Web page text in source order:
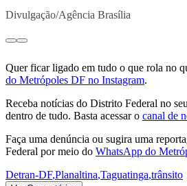
Divulgação/Agência Brasília
Quer ficar ligado em tudo o que rola no
do Metrópoles DF no Instagram.
Receba notícias do Distrito Federal no
dentro de tudo. Basta acessar o canal de
Faça uma denúncia ou sugira uma
Federal por meio do WhatsApp do
Detran-DF,Planaltina,Taguatinga,trânsito